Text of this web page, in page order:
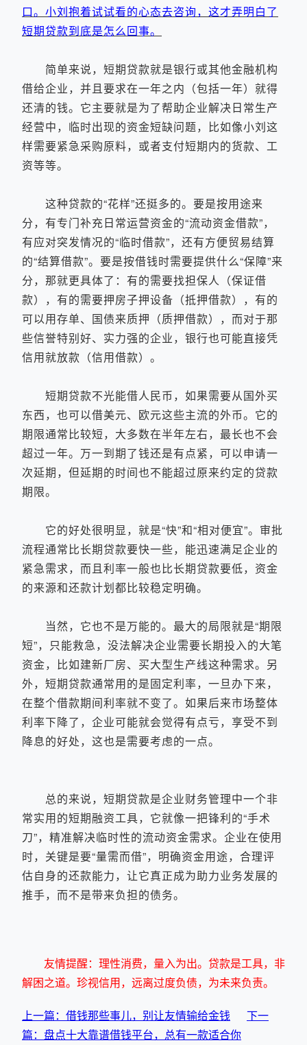
口。小刘抱着试试看的心态去咨询，这才弄明白了
短期贷款到底是怎么回事。
简单来说，短期贷款就是银行或其他金融机构
借给企业，并且要求在一年之内（包括一年）就得
还清的钱。它主要就是为了帮助企业解决日常生产
经营中，临时出现的资金短缺问题，比如像小刘这
样需要紧急采购原料，或者支付短期内的货款、工
资等等。
这种贷款的“花样”还挺多的。要是按用途来
分，有专门补充日常运营资金的“流动资金借款”，
有应对突发情况的“临时借款”，还有方便贸易结算
的“结算借款”。要是按借钱时需要提供什么“保障”来
分，那就更具体了：有的需要找担保人（保证借
款），有的需要押房子押设备（抵押借款），有的
可以用存单、国债来质押（质押借款），而对于那
些信誉特别好、实力强的企业，银行也可能直接凭
信用就放款（信用借款）。
短期贷款不光能借人民币，如果需要从国外买
东西，也可以借美元、欧元这些主流的外币。它的
期限通常比较短，大多数在半年左右，最长也不会
超过一年。万一到期了钱还是有点紧，可以申请一
次延期，但延期的时间也不能超过原来约定的贷款
期限。
它的好处很明显，就是“快”和“相对便宜”。审批
流程通常比长期贷款要快一些，能迅速满足企业的
紧急需求，而且利率一般也比长期贷款要低，资金
的来源和还款计划都比较稳定明确。
当然，它也不是万能的。最大的局限就是“期限
短”，只能救急，没法解决企业需要长期投入的大笔
资金，比如建新厂房、买大型生产线这种需求。另
外，短期贷款通常用的是固定利率，一旦办下来，
在整个借款期间利率就不变了。如果后来市场整体
利率下降了，企业可能就会觉得有点亏，享受不到
降息的好处，这也是需要考虑的一点。
总的来说，短期贷款是企业财务管理中一个非
常实用的短期融资工具，它就像一把锋利的“手术
刀”，精准解决临时性的流动资金需求。企业在使用
时，关键是要“量需而借”，明确资金用途，合理评
估自身的还款能力，让它真正成为助力业务发展的
推手，而不是带来负担的债务。
友情提醒：理性消费，量入为出。贷款是工具，非
解困之道。珍视信用，远离过度负债，为未来负责。
上一篇：借钱那些事儿，别让友情输给金钱
下一
篇：盘点十大靠谱借钱平台，总有一款适合你